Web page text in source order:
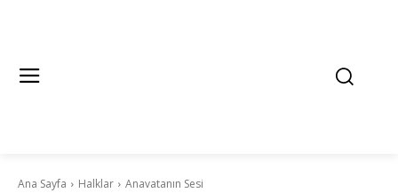
Ana Sayfa Halklar Anavatanın Sesi